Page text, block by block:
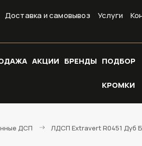
Доставка и самовывоз Услуги
АКЦИИ БРЕНДЫ ПОДБОР
КРОМКИ
ДСП ЛДСП Extravert R0451 Дуб